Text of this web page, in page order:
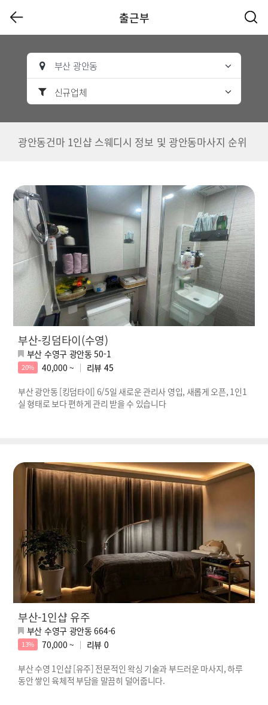
출근부
부산 광안동
신규업체
광안동건마 1인샵 스웨디시 정보 및 광안동마사지 순위
부산-킹덤타이(수영)
부산 수영구 광안동 50-1
20% 40,000 ~ 리뷰 45
부산 광안동 [킹덤타이] 6/5일 새로운 관리사 영입, 새롭게 오픈, 1인1
실 형태로 보다 편하게 관리 받을 수 있습니다
부산-1인샵 유주
부산 수영구 광안동 664-6
13% 70,000 ~ 리뷰 0
부산 수영 1인샵 [유주] 전문적인 왁싱 기술과 부드러운 마사지, 하루
동안 쌓인 육체적 부담을 말끔히 덜어줍니다.